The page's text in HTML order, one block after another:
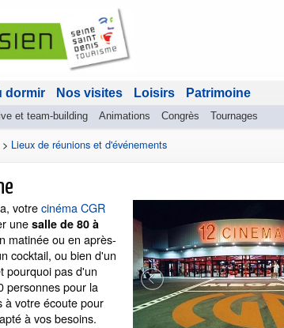
dormir Nos visites Loisirs Patrimoine
et team-building Animations Congrès Tournages
> Lieux de réunions et d'événements
votrecinéma CGR
unesalle de 80 à
matinée ou en après-
cocktail, ou bien d'un
pourquoi pas d'un
personnes pour la
à votre écoute pour
à vos besoins.